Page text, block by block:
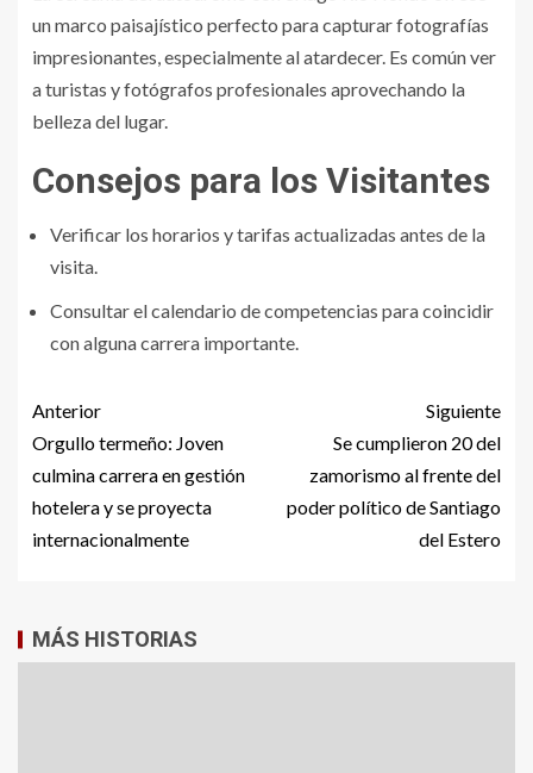
un marco paisajístico perfecto para capturar fotografías
impresionantes, especialmente al atardecer. Es común ver
a turistas y fotógrafos profesionales aprovechando la
belleza del lugar.
Consejos para los Visitantes
Verificar los horarios y tarifas actualizadas antes de la
visita.
Consultar el calendario de competencias para coincidir
con alguna carrera importante.
Anterior
Orgullo termeño: Joven
culmina carrera en gestión
hotelera y se proyecta
internacionalmente
Siguiente
Se cumplieron 20 del
zamorismo al frente del
poder político de Santiago
del Estero
MÁS HISTORIAS